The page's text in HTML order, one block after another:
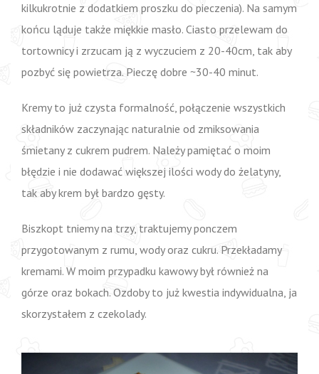
kilkukrotnie z dodatkiem proszku do pieczenia). Na samym
końcu ląduje także miękkie masło. Ciasto przelewam do
tortownicy i zrzucam ją z wyczuciem z 20-40cm, tak aby
pozbyć się powietrza. Pieczę dobre ~30-40 minut.
Kremy to już czysta formalność, połączenie wszystkich
składników zaczynając naturalnie od zmiksowania
śmietany z cukrem pudrem. Należy pamiętać o moim
błędzie i nie dodawać większej ilości wody do żelatyny,
tak aby krem był bardzo gęsty.
Biszkopt tniemy na trzy, traktujemy ponczem
przygotowanym z rumu, wody oraz cukru. Przekładamy
kremami. W moim przypadku kawowy był również na
górze oraz bokach. Ozdoby to już kwestia indywidualna, ja
skorzystałem z czekolady.